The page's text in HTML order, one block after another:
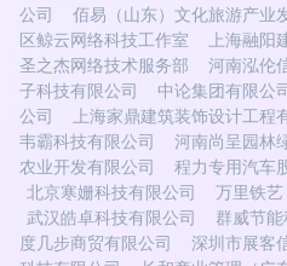
公司
佰易（山东）文化旅游产业
区鲸云网络科技工作室
上海融阳
圣之杰网络技术服务部
河南泓伦
子科技有限公司
中论集团有限公
公司
上海家鼎建筑装饰设计工程
韦霸科技有限公司
河南尚呈园林
农业开发有限公司
程力专用汽车
北京寒姗科技有限公司
万里铁艺
武汉皓卓科技有限公司
群威节
度几步商贸有限公司
深圳市展客